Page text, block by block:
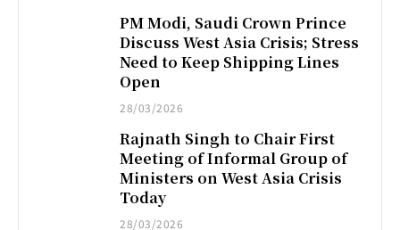
PM Modi, Saudi Crown Prince
Discuss West Asia Crisis; Stress
Need to Keep Shipping Lines
Open
28/03/2026
Rajnath Singh to Chair First
Meeting of Informal Group of
Ministers on West Asia Crisis
Today
28/03/2026